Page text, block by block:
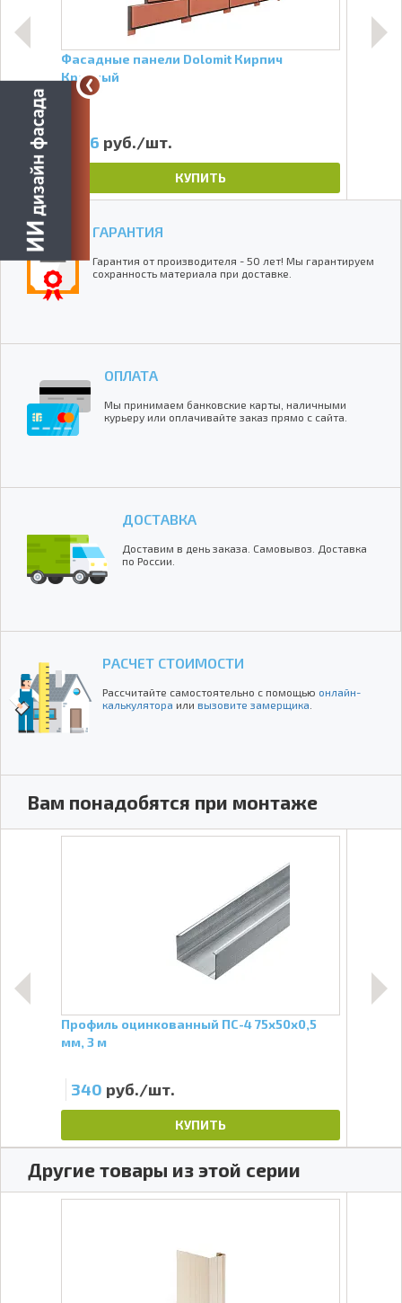
Фасадные панели Dolomit Кирпич
Красный
596 руб./шт.
КУПИТЬ
ГАРАНТИЯ
Гарантия от производителя - 50 лет! Мы гарантируем
сохранность материала при доставке.
ОПЛАТА
Мы принимаем банковские карты, наличными
курьеру или оплачивайте заказ прямо с сайта.
ДОСТАВКА
Доставим в день заказа. Самовывоз. Доставка
по России.
РАСЧЕТ СТОИМОСТИ
Рассчитайте самостоятельно с помощью онлайн-
калькулятора или вызовите замерщика
Вам понадобятся при монтаже
Профиль оцинкованный ПС-4 75х50х0,5
мм, 3 м
340 руб./шт.
КУПИТЬ
Другие товары из этой серии